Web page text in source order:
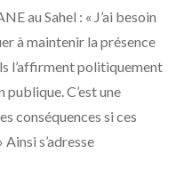
au Sahel : « J’ai besoin
à maintenir la présence
l’affirment politiquement
C’est une
conséquences si ces
s’adresse